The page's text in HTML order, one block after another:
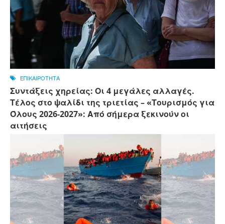
ΕΠΙΚΑΙΡΟΤΗΤΑ
Συντάξεις χηρείας: Οι 4 μεγάλες αλλαγές.
Τέλος στο ψαλίδι της τριετίας – «Τουρισμός για
Όλους 2026-2027»: Από σήμερα ξεκινούν οι
αιτήσεις